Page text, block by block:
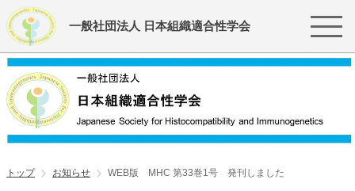
一般社団法人 日本組織適合性学会
トップ お知らせ WEB版 MHC 第33巻1号 発刊しました